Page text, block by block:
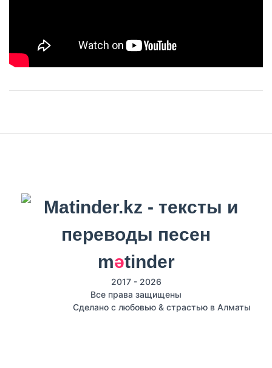
mәtinder
2017 - 2026
Все права защищены
Сделано с любовью & страстью в Алматы